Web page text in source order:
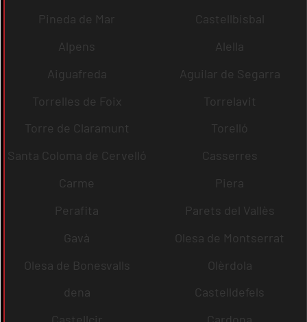
Pineda de Mar
Castellbisbal
Alpens
Alella
Aiguafreda
Aguilar de Segarra
Torrelles de Foix
Torrelavit
Torre de Claramunt
Torelló
Santa Coloma de Cervelló
Casserres
Carme
Piera
Perafita
Parets del Vallès
Gavà
Olesa de Montserrat
Olesa de Bonesvalls
Olèrdola
dena
Castelldefels